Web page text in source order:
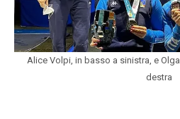
Alice Volpi, in basso a sinistra, e
destra